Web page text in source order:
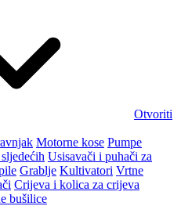
Otvoriti
Motorne kose Pumpe
Usisavači i puhači za
Grablje Kultivatori Vrtne
Crijeva i kolica za crijeva
bušilice